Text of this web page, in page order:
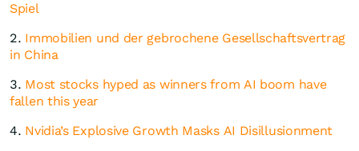
Spiel
2. Immobilien und der gebrochene Gesellschaftsvertrag
in China
3. Most stocks hyped as winners from AI boom have
fallen this year
4. Nvidia’s Explosive Growth Masks AI Disillusionment